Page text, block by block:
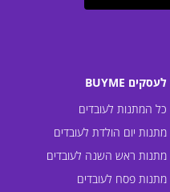
לעסקים BUYME
כל המתנות לעובדים
מתנות יום הולדת לעובדים
מתנות ראש השנה לעובדים
מתנות פסח לעובדים